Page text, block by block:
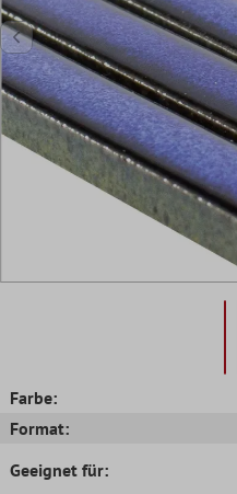
Farbe:
Format:
Geeignet für: